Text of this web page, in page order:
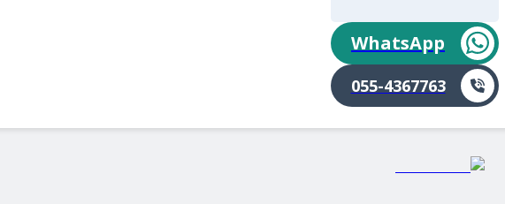
WhatsApp
055-4367763